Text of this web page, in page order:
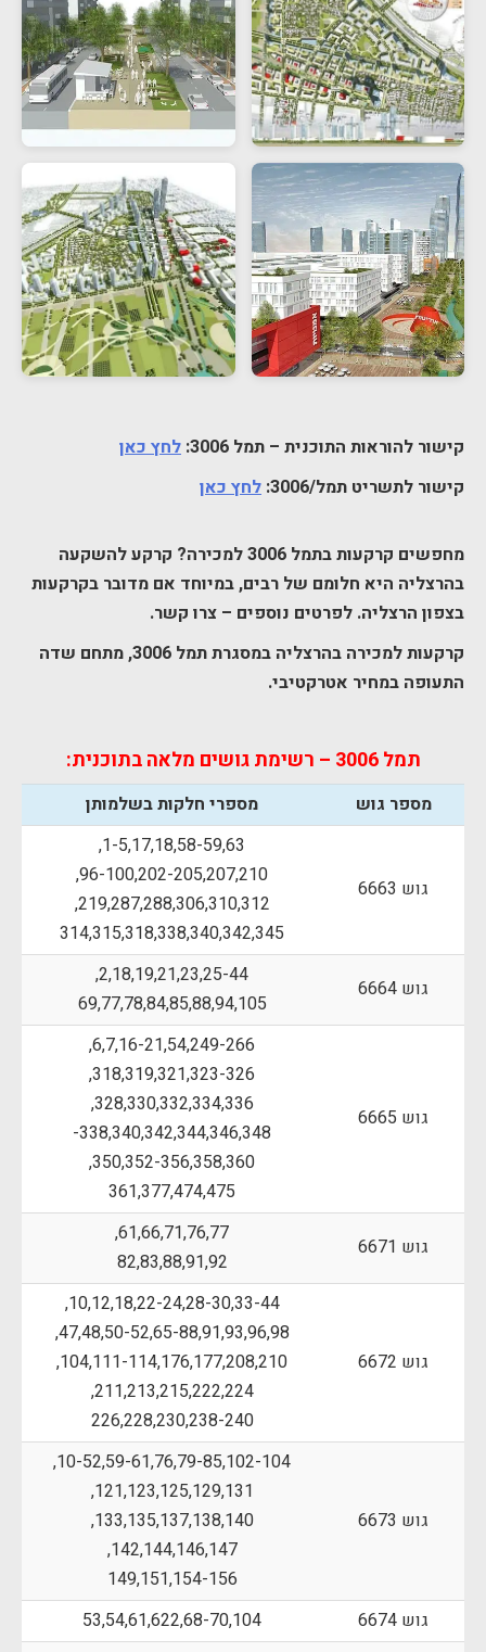
קישור להוראות התוכנית – תמל 3006:
לחץ כאן
קישור לתשריט תמל/3006:
לחץ כאן
מחפשים קרקעות בתמל 3006 למכירה? קרקע להשקעה
בהרצליה היא חלומם של רבים, במיוחד אם מדובר בקרקעות
בצפון הרצליה. לפרטים נוספים – צרו קשר.
קרקעות למכירה בהרצליה במסגרת תמל 3006, מתחם שדה
התעופה במחיר אטרקטיבי.
תמל 3006 – רשימת גושים מלאה בתוכנית:
מספר גוש מספרי חלקות בשלמותן
גוש 6663
1-5,17,18,58-59,63,
96-100,202-205,207,210,
219,287,288,306,310,312,
314,315,318,338,340,342,345
גוש 6664
2,18,19,21,23,25-44,
69,77,78,84,85,88,94,105
גוש 6665
6,7,16-21,54,249-266,
318,319,321,323-326,
328,330,332,334,336,
338,340,342,344,346,348-
350,352-356,358,360,
361,377,474,475
גוש 6671
61,66,71,76,77,
82,83,88,91,92
גוש 6672
10,12,18,22-24,28-30,33-44,
47,48,50-52,65-88,91,93,96,98,
104,111-114,176,177,208,210,
211,213,215,222,224,
226,228,230,238-240
גוש 6673
10-52,59-61,76,79-85,102-104,
121,123,125,129,131,
133,135,137,138,140,
142,144,146,147,
149,151,154-156
גוש 6674
53,54,61,622,68-70,104